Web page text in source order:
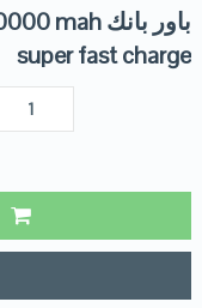
super fast charge